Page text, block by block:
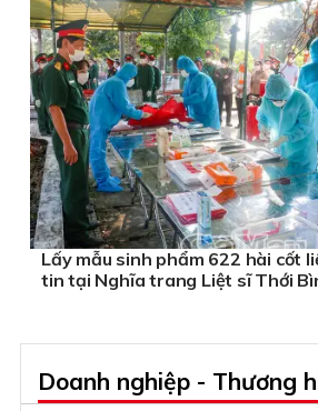
Lấy mẫu sinh phẩm 622 hài cốt
tin tại Nghĩa trang Liệt sĩ Thới
Doanh nghiệp - Thương